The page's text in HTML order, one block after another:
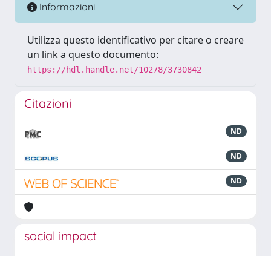
Informazioni
Utilizza questo identificativo per citare o creare
un link a questo documento:
https://hdl.handle.net/10278/3730842
Citazioni
ND
ND
ND
social impact